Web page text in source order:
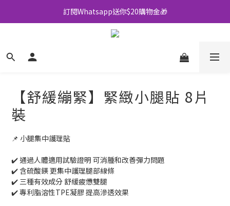
全店買滿$500即享包郵💜
訂閱Whatsapp送你$20購物金🎁
全店買滿$500即享包郵💜
【舒緩繃緊】緊緻小腿貼 8片
裝
📌 小腿集中護理貼
✔️ 通過人體適用試驗證明 可消腫和改善彈力問題
✔️ 含硫酸鎂 更集中護理腿部線條
✔️ 三種有效成分 舒緩疲憊雙腿
✔️ 專利脂溶性TPE凝膠 提高滲透效果